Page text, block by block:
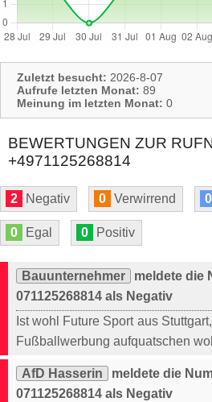
Zuletzt besucht: 2026-8-07
Aufrufe letzten Monat: 89
Meinung im letzten Monat: 0
BEWERTUNGEN ZUR
+4971125268814
2 Negativ 0 Verwirrend 0
0 Egal 0 Positiv
Bauunternehmer
meldete die
071125268814 als Negativ
Ist wohl Future Sport aus
Fußballwerbung aufquatschen
AfD Hasserin
meldete die
071125268814 als Negativ